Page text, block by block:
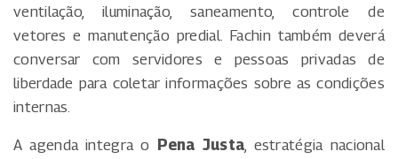
ventilação, iluminação, saneamento, controle de
vetores e manutenção predial. Fachin também deverá
conversar com servidores e pessoas privadas de
liberdade para coletar informações sobre as condições
internas.
A agenda integra o Pena Justa, estratégia nacional